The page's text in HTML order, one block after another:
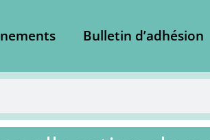
Bulletin d’adhésion